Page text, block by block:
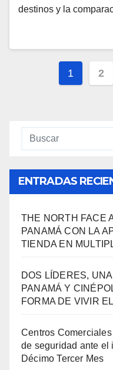
destinos y la
1 2
ENTRADAS
THE NORTH FACE
PANAMÁ CON LA
TIENDA EN
DOS LÍDERES,
PANAMÁ Y
FORMA DE VIVIR
Centros
de seguridad ante el
Décimo Tercer Mes